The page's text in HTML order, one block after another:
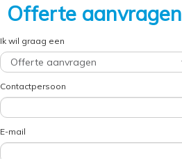
Offerte aanvragen
Ik wil graag een
Contactpersoon
E-mail